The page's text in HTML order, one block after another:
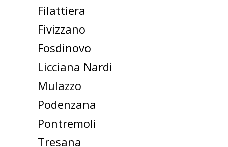
Filattiera
Fivizzano
Fosdinovo
Licciana Nardi
Mulazzo
Podenzana
Pontremoli
Tresana